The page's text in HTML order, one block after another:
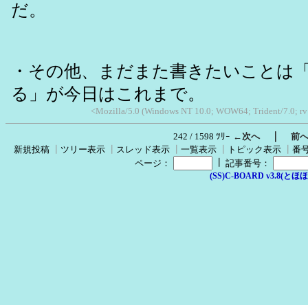
だ。
・その他、まだまた書きたいことは
る」が今日はこれまで。
<Mozilla/5.0 (Windows NT 10.0; WOW64; Trident/7.0;
242 / 1598 ﾂﾘｰ ←次へ｜ 前
新規投稿
ツリー表示 スレッド表示 一覧表示 トピック表示
番
ページ：
記事番号：
(SS)C-BOARD v3.8(とほ